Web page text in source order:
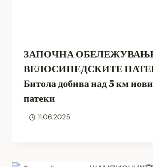
ЗАПОЧНА
ВЕЛОСИПЕДСКИТЕ
Битола добива над 5 км
патеки
11.06.2025